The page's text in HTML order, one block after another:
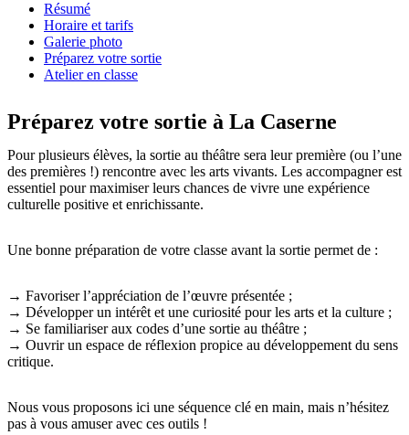
Résumé
Horaire et tarifs
Galerie photo
Préparez votre sortie
Atelier en classe
Préparez votre sortie à La Caserne
Pour plusieurs élèves, la sortie au théâtre sera leur première (ou l’une
des premières !) rencontre avec les arts vivants. Les accompagner est
essentiel pour maximiser leurs chances de vivre une expérience
culturelle positive et enrichissante.
Une bonne préparation de votre classe avant la sortie permet de :
→ Favoriser l’appréciation de l’œuvre présentée ;
→ Développer un intérêt et une curiosité pour les arts et la culture ;
→ Se familiariser aux codes d’une sortie au théâtre ;
→ Ouvrir un espace de réflexion propice au développement du sens
critique.
Nous vous proposons ici une séquence clé en main, mais n’hésitez
pas à vous amuser avec ces outils !